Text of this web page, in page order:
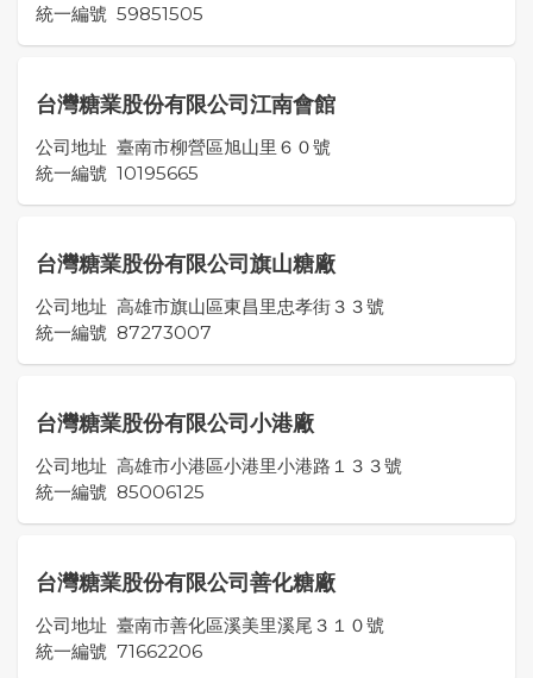
統一編號 59851505
台灣糖業股份有限公司江南會館
公司地址 臺南市柳營區旭山里６０號
統一編號 10195665
台灣糖業股份有限公司旗山糖廠
公司地址 高雄市旗山區東昌里忠孝街３３號
統一編號 87273007
台灣糖業股份有限公司小港廠
公司地址 高雄市小港區小港里小港路１３３號
統一編號 85006125
台灣糖業股份有限公司善化糖廠
公司地址 臺南市善化區溪美里溪尾３１０號
統一編號 71662206